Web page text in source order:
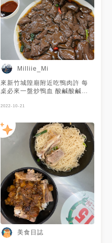
Milliie_Mi
來新竹城隍廟附近吃鴨肉許 每
桌必來一盤炒鴨血 酸鹹酸鹹的
2022-10-21
美食日誌